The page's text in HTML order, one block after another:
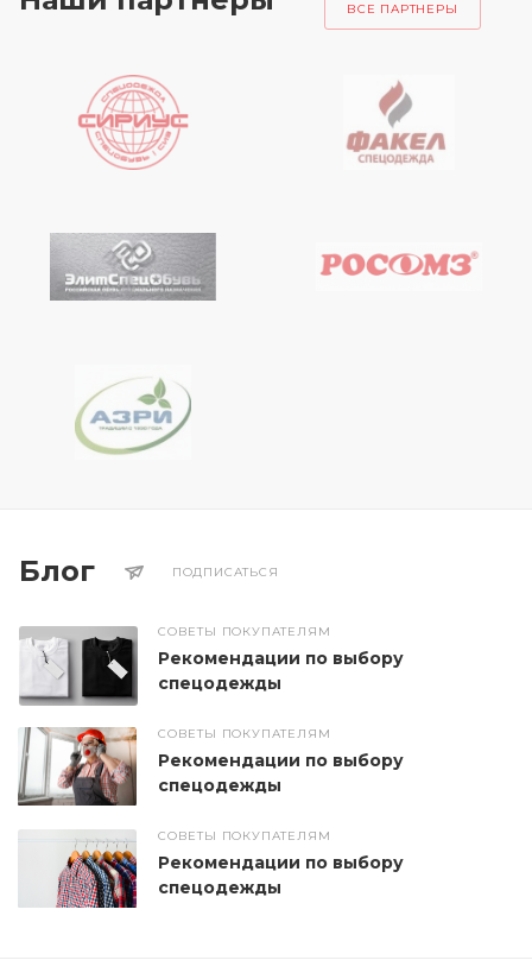
ВСЕ ПАРТНЕРЫ
Блог ПОДПИСАТЬСЯ
СОВЕТЫ ПОКУПАТЕЛЯМ
Рекомендации по выбору
спецодежды
СОВЕТЫ ПОКУПАТЕЛЯМ
Рекомендации по выбору
спецодежды
СОВЕТЫ ПОКУПАТЕЛЯМ
Рекомендации по выбору
спецодежды